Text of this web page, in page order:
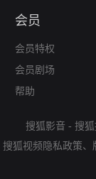
会员
会员特权
会员剧场
帮助
搜狐影音 - 搜
搜狐视频隐私政策、